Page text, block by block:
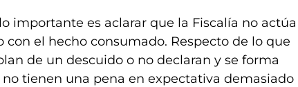
importante es aclarar que la Fiscalía no actúa
con el hecho consumado. Respecto de lo que
de un descuido o no declaran y se forma
tienen una pena en expectativa demasiado